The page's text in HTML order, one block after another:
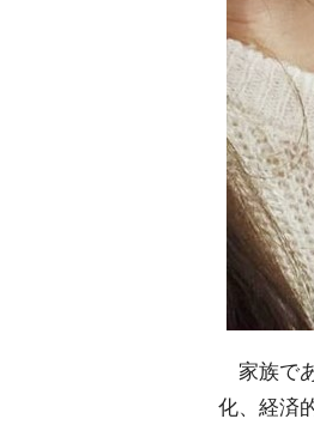
家族で
化、経済